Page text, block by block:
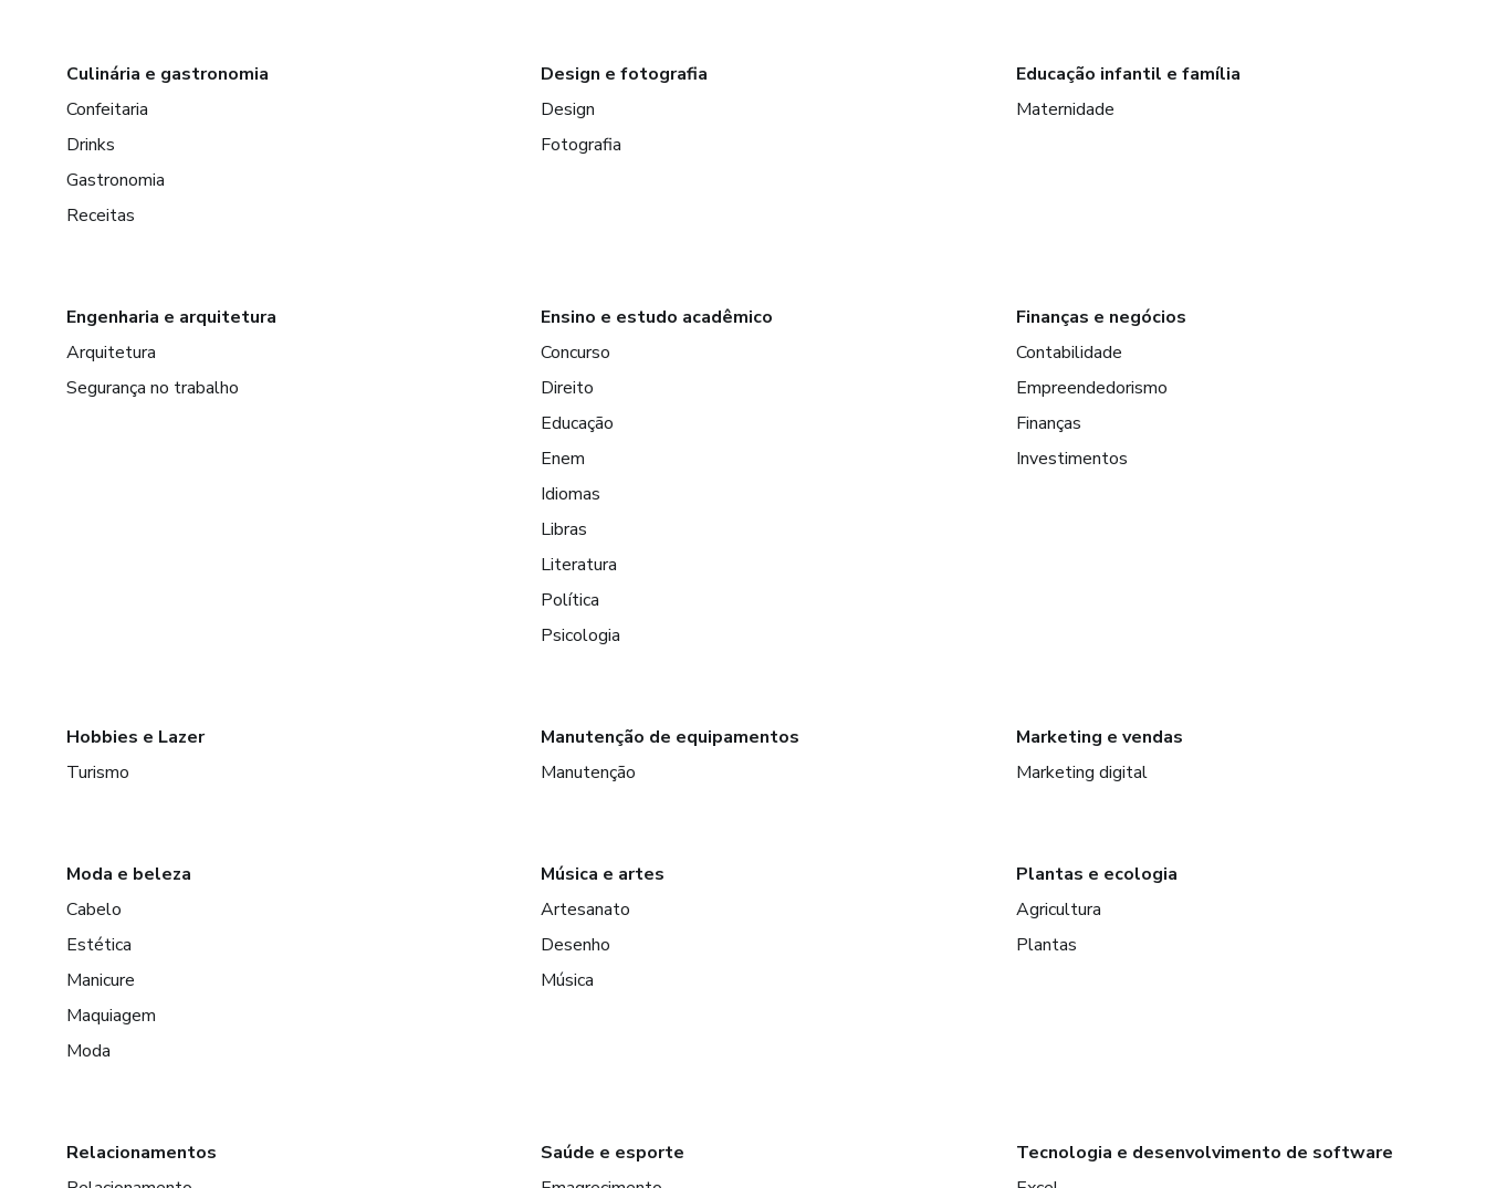
Culinária e gastronomia
Confeitaria
Drinks
Gastronomia
Receitas
Design e fotografia
Design
Fotografia
Educação infantil e família
Maternidade
Engenharia e arquitetura
Arquitetura
Segurança no trabalho
Ensino e estudo acadêmico
Concurso
Direito
Educação
Enem
Idiomas
Libras
Literatura
Política
Psicologia
Finanças e negócios
Contabilidade
Empreendedorismo
Finanças
Investimentos
Hobbies e Lazer
Turismo
Manutenção de equipamentos
Manutenção
Marketing e vendas
Marketing digital
Moda e beleza
Cabelo
Estética
Manicure
Maquiagem
Moda
Música e artes
Artesanato
Desenho
Música
Plantas e ecologia
Agricultura
Plantas
Relacionamentos
Saúde e esporte
Tecnologia e desenvolvimento de software